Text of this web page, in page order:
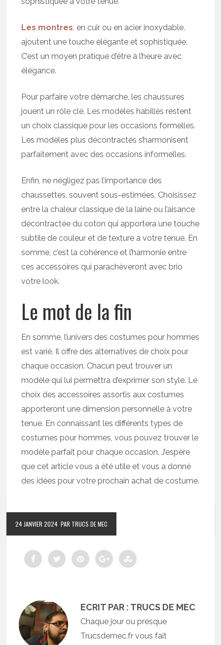
Les montres, en cuir ou en acier inoxydable,
ajoutent une touche élégante et sophistiquée.
C’est un moyen pratique d’être à l’heure avec
élégance.
Pour parfaire votre démarche, les chaussures
jouent un rôle clé. Les modèles habillés restent
un choix classique pour les occasions formelles.
Les modèles plus décontractés s’harmonisent
parfaitement avec des occasions informelles.
Enfin, ne négligez pas l’importance des
chaussettes, souvent sous-estimées. Choisissez
entre la chaleur classique de la laine ou l’aisance
décontractée du coton qui apportera une touche
subtile de couleur et de texture à votre tenue. En
somme, c’est la cohérence et l’harmonie entre
ces accessoires qui parachèveront avec brio
votre look.
Le mot de la fin
En somme, l’univers des costumes pour hommes
est varié. Il offre des alternatives de choix pour
chaque occasion. Chacun peut trouver un
modèle qui lui permettra d’exprimer son style. Le
choix des accessoires assortis aux costumes
apporteront une dimension personnelle à votre
tenue. En connaissant les différents types de
costumes pour hommes, vous pouvez trouver le
modèle parfait pour chaque occasion. J’espère
que cet article vous a été utile et vous a donné
des idées pour votre prochain achat de costume.
24 JANVIER 2024 PAR TRUCS DE MEC
ECRIT PAR : TRUCS DE MEC
Chaque jour ou presque
Trucsdemec.fr vous fait